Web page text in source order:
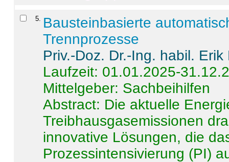
5
Bausteinbasierte
Trennprozesse
Priv.-Doz. Dr.-Ing. habil. Erik
Laufzeit: 01.01.2025-
Mittelgeber: Sachbeihilfen
Abstract: Die aktuelle
Treibhausgasemissionen
innovative Lösungen, die
Prozessintensivierung (PI)